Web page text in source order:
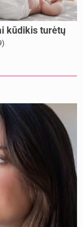
kūdikis turėtų